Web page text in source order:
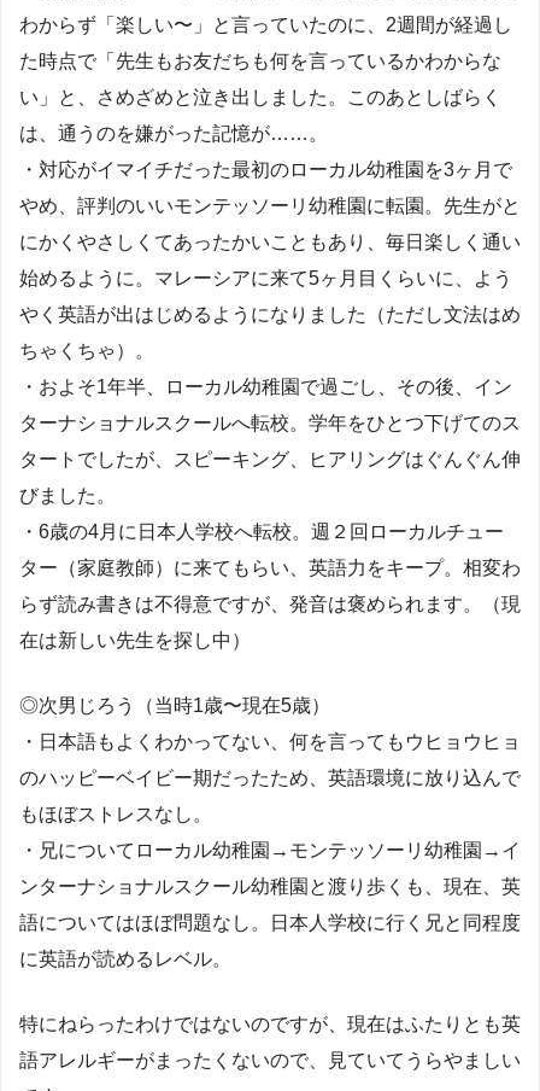
わからず「楽しい〜」と言っていたのに、2週間が経過し
た時点で「先生もお友だちも何を言っているかわからな
い」と、さめざめと泣き出しました。このあとしばらく
は、通うのを嫌がった記憶が……。
・対応がイマイチだった最初のローカル幼稚園を3ヶ月で
やめ、評判のいいモンテッソーリ幼稚園に転園。先生がと
にかくやさしくてあったかいこともあり、毎日楽しく通い
始めるように。マレーシアに来て5ヶ月目くらいに、よう
やく英語が出はじめるようになりました（ただし文法はめ
ちゃくちゃ）。
・およそ1年半、ローカル幼稚園で過ごし、その後、イン
ターナショナルスクールへ転校。学年をひとつ下げてのス
タートでしたが、スピーキング、ヒアリングはぐんぐん伸
びました。
・6歳の4月に日本人学校へ転校。週２回ローカルチュー
ター（家庭教師）に来てもらい、英語力をキープ。相変わ
らず読み書きは不得意ですが、発音は褒められます。（現
在は新しい先生を探し中）
◎次男じろう（当時1歳〜現在5歳）
・日本語もよくわかってない、何を言ってもウヒョウヒョ
のハッピーベイビー期だったため、英語環境に放り込んで
もほぼストレスなし。
・兄についてローカル幼稚園→モンテッソーリ幼稚園→イ
ンターナショナルスクール幼稚園と渡り歩くも、現在、英
語についてはほぼ問題なし。日本人学校に行く兄と同程度
に英語が読めるレベル。
特にねらったわけではないのですが、現在はふたりとも英
語アレルギーがまったくないので、見ていてうらやましい